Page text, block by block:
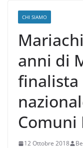
CHI SIAMO
anni di
finalista
Comuni
12 Ottobre 2018